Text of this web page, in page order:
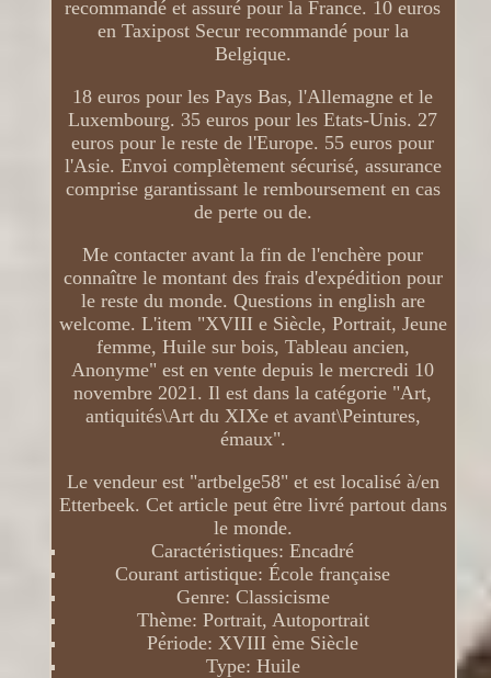
recommandé et assuré pour la France. 10 euros
en Taxipost Secur recommandé pour la
Belgique.
18 euros pour les Pays Bas, l'Allemagne et le
Luxembourg. 35 euros pour les Etats-Unis. 27
euros pour le reste de l'Europe. 55 euros pour
l'Asie. Envoi complètement sécurisé, assurance
comprise garantissant le remboursement en cas
de perte ou de.
Me contacter avant la fin de l'enchère pour
connaître le montant des frais d'expédition pour
le reste du monde. Questions in english are
welcome. L'item "XVIII e Siècle, Portrait, Jeune
femme, Huile sur bois, Tableau ancien,
Anonyme" est en vente depuis le mercredi 10
novembre 2021. Il est dans la catégorie "Art,
antiquités\Art du XIXe et avant\Peintures,
émaux".
Le vendeur est "artbelge58" et est localisé à/en
Etterbeek. Cet article peut être livré partout dans
le monde.
Caractéristiques: Encadré
Courant artistique: École française
Genre: Classicisme
Thème: Portrait, Autoportrait
Période: XVIII ème Siècle
Type: Huile